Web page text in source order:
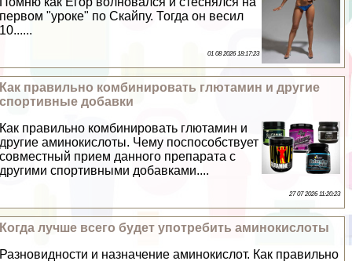
первом "уроке" по Скайпу. Тогда он весил
10......
01 08 2026 18:17:23
Как правильно комбинировать глютамин и другие
спортивные добавки
Как правильно комбинировать глютамин и
другие аминокислоты. Чему поспособствует
совместный прием данного препарата с
другими спортивными добавками....
27 07 2026 11:20:23
Когда лучше всего будет употребить аминокислоты
Разновидности и назначение аминокислот. Как правильно